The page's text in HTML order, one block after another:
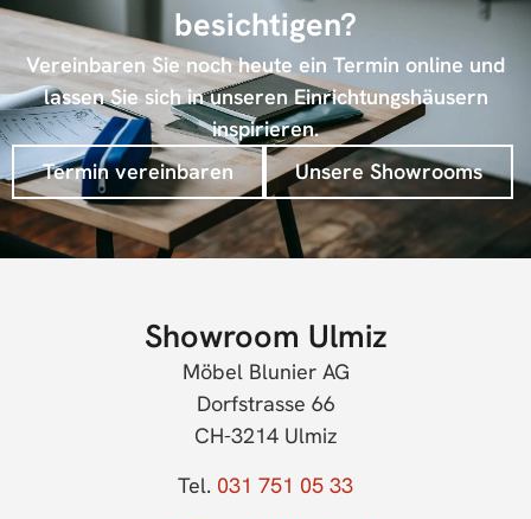
besichtigen?
Vereinbaren Sie noch heute ein Termin online und
lassen Sie sich in unseren Einrichtungshäusern
inspirieren.
Termin vereinbaren
Unsere Showrooms
Showroom Ulmiz
Möbel Blunier AG
Dorfstrasse 66
CH-3214 Ulmiz
Tel. 031 751 05 33